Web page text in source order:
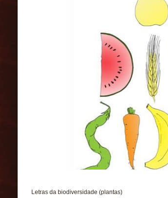
Letras da biodiversidade (plantas)